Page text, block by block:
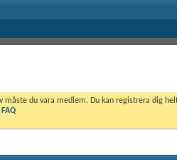
måste du vara medlem. Du kan registrera dig
FAQ